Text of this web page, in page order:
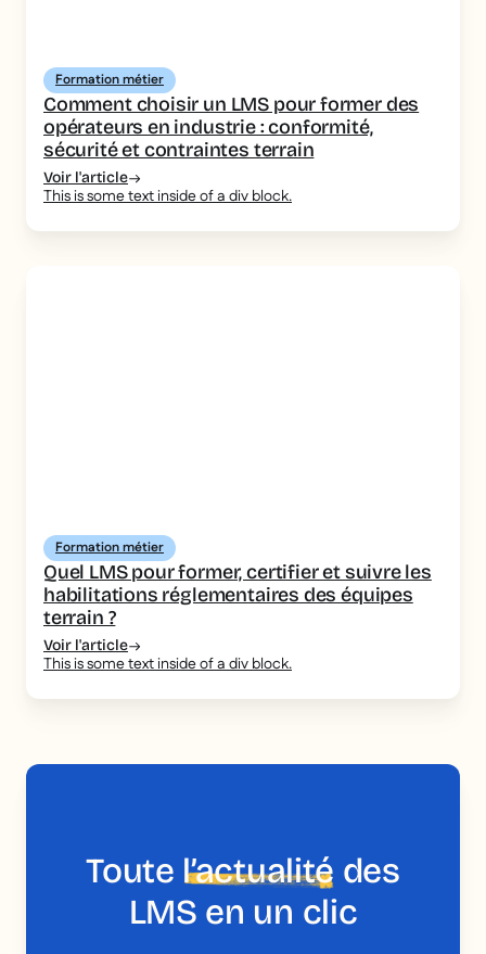
Formation métier
Comment choisir un LMS pour former des
opérateurs en industrie : conformité,
sécurité et contraintes terrain
Voir l'article
This is some text inside of a div block.
Formation métier
Quel LMS pour former, certifier et suivre les
habilitations réglementaires des équipes
terrain ?
Voir l'article
This is some text inside of a div block.
Toute l’actualité des
LMS en un clic